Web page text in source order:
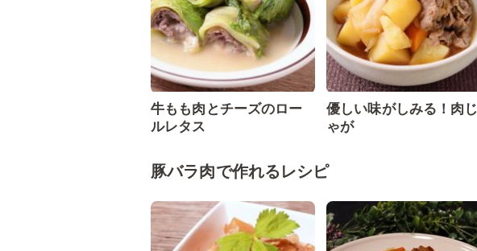
牛もも肉とチーズのロー
ルレタス
優しい味がしみる！肉じ
ゃが
豚バラ肉で作れるレシピ